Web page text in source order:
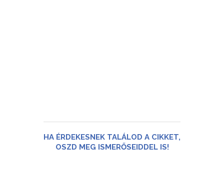
HA ÉRDEKESNEK TALÁLOD A CIKKET,
OSZD MEG ISMERŐSEIDDEL IS!